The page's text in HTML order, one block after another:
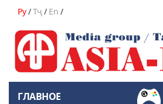
Ру/Тҷ/ En /
ГЛАВНОЕ